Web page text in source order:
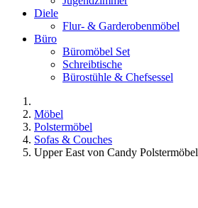
Diele
Flur- & Garderobenmöbel
Büro
Büromöbel Set
Schreibtische
Bürostühle & Chefsessel
Möbel
Polstermöbel
Sofas & Couches
Upper East von Candy Polstermöbel